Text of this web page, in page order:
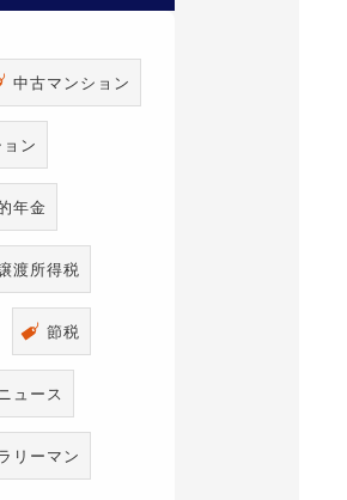
中古マンション
ン
年金
渡所得税
節税
ニュース
リーマン